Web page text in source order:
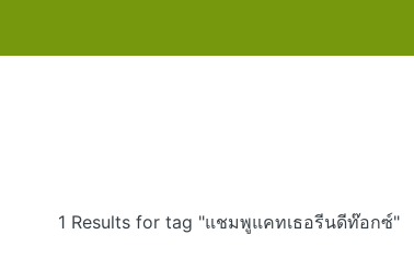
1 Results for tag "แชมพูแคทเธอรีนดีท๊อกซ์"